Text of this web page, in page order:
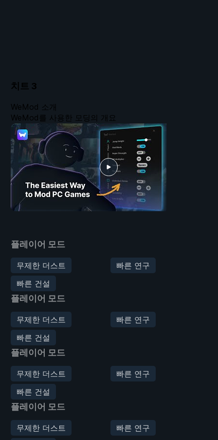
치트 3
플레이어 모드
무제한 더스트
빠른 연구
빠른 건설
플레이어 모드
무제한 더스트
빠른 연구
빠른 건설
플레이어 모드
무제한 더스트
빠른 연구
빠른 건설
플레이어 모드
무제한 더스트
빠른 연구
WeMod 소개
WeMod를 사용한 모딩의 개요